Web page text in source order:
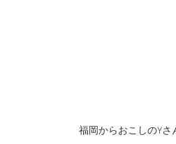
福岡からおこしのY